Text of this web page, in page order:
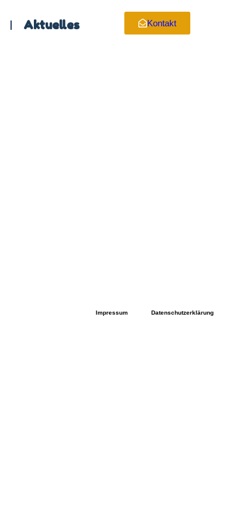
Aktuelles Kontakt
Impressum Datenschutzerklärung